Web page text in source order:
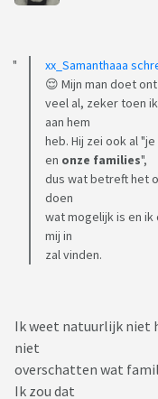
xx_Samanthaaa
😌 Mijn man doet
veel al, zeker toen
aan hem
heb. Hij zei ook al
en onze families",
dus wat betreft het
doen
wat mogelijk is en
mij in
zal vinden.
Ik weet natuurlijk niet
niet
overschatten wat
Ik zou dat